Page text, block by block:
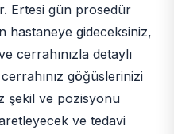
Ertesi gün prosedür
hastaneye gideceksiniz,
cerrahınızla detaylı
göğüslerinizi
şekil ve pozisyonu
ve tedavi